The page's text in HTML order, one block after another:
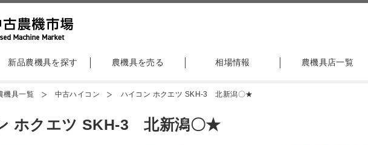
新品農機具を探す 農機具を売る 相場情報 農機具店一覧
機具一覧 中古ハイコン ハイコン ホクエツ SKH-3 北新潟〇★
ホクエツ SKH-3 北新潟〇★